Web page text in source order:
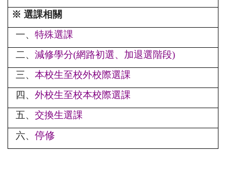
※ 選課相關
一、特殊選課
二、減修學分(網路初選、加退選階段)
三、本校生至校外校際選課
四、外校生至校本校際選課
五、交換生選課
六、停修